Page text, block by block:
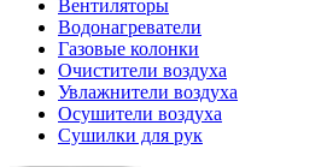
Вентиляторы
Водонагреватели
Газовые колонки
Очистители воздуха
Увлажнители воздуха
Осушители воздуха
Сушилки для рук